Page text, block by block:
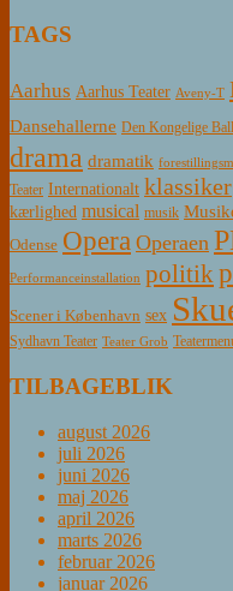
TAGS
Aarhus Aarhus Teater Aveny-T
Dansehallerne Den Kongelige
drama dramatik
Teater Internationalt klassiker
kærlighed musical musik
Odense Opera Operaen
Performanceinstallation politik
Scener i København sex
Sydhavn Teater Teater Grob
TILBAGEBLIK
august 2026
juli 2026
juni 2026
maj 2026
april 2026
marts 2026
februar 2026
januar 2026